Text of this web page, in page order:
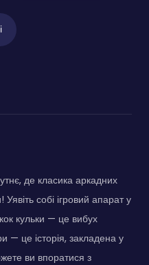
де класика аркадних
Уявіть собі ігровий апарат у
кульки — це вибух
— це історія, закладена у
ви впоратися з